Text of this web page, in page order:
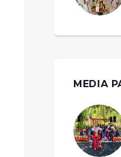
MEDIA